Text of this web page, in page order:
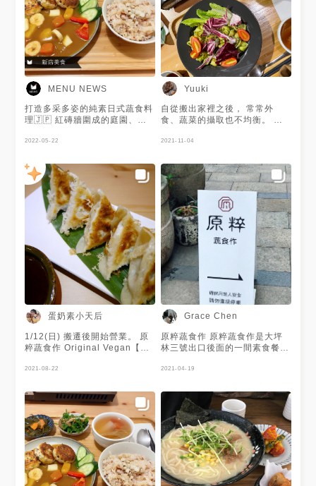
的檸檬香兩者結合的非常完美，
令人想一再品嚐。
MENU NEWS
打造多采多姿的純素日式蔬食料
理🇯🇵 紅磚牆圍成的庭園、店
蔬食餐點多元豐富🥰 主打純
的熱門品項天貝溫沙拉、藜麥群
菇烤等🥗 口感豐富令人上癮😆
謝謝 @Florie 林林 提供美照🧡
2022-05-22
Yuuki
自從搬出家裡之後， 常常外
食、蔬菜的攝取也不均衡。 最
吃一場蔬食宴」，因緣巧合的和
了很多工作、人際關係、彼此未
來的方向。 希望彼此都可以在
各自選擇的道路上，穩定且長遠
的走。
2021-11-04
蛋奶素小天后
1/12(日) 搬遷後開始營業。 原
粹蔬食作 Original Vegan【純
弄7號 (捷運大坪林站3號出口)
間：11:30-21:00
2021-08-22
Grace Chen
原粹蔬食作 原粹蔬食作是大坪
林三號出口後面的一間素食餐
用餐，餐點有在水準之上，一套
吃素，但的確一整餐吃的都是蔬
果，偶而不吃肉也滿不錯的。
2021-04-19